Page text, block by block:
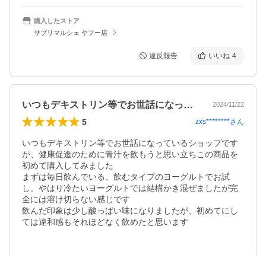
購入したストア
サプリマルシェ ヤフー店
違反報告 いいね 4
いつもデキストリン等でお世話になってい… 2024/11/22
5 zxs********さん
いつもデキストリン等でお世話になっているショップです
が、健康促進のために青汁を飲もうと思い立ちこの商品を
初めて購入してみました
まずは毎日飲んでいる、飲むタイプのヨーグルトでお試
し。やはり冷たいヨーグルトでは結構かき混ぜましたが完
全には溶け切らない感じです
飲んだ印象は少し酸っぱい味になりましたが、初めてにし
ては違和感もそれほどなく飲めたと思います